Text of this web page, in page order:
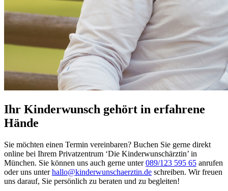
Ihr Kinderwunsch gehört in erfahrene
Hände
Sie möchten einen Termin vereinbaren? Buchen Sie gerne direkt
online bei Ihrem Privatzentrum ‘Die Kinderwunschärztin’ in
München. Sie können uns auch gerne unter089/123 595 65 anrufen
oder uns unterhallo@kinderwunschaerztin.de schreiben. Wir freuen
uns darauf, Sie persönlich zu beraten und zu begleiten!